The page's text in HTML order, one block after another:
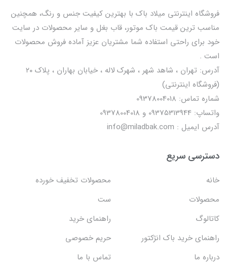
فروشگاه اینترنتی میلاد باک با بهترین کیفیت جنس و رنگ، همچنین
مناسب ترین قیمت باک موتور، قاب بغل و سایر محصولات در سایت
خود برای راحتی استفاده شما مشتریان عزیز آماده فروش محصولات
است .
آدرس: تهران ، شاهد شهر ، شهرک لاله ، خیابان بهاران ، پلاک ۲۰
(فروشگاه اینترنتی)
شماره تماس: 09378004018
واتساپ: 09375313944 و 09378004018
آدرس ایمیل : info@miladbak.com
دسترسی سریع
خانه
محصولات تخفیف خورده
محصولات
ست
کاتالوگ
راهنمای خرید
راهنمای خرید باک انژکتور
حریم خصوصی
درباره ما
تماس با ما